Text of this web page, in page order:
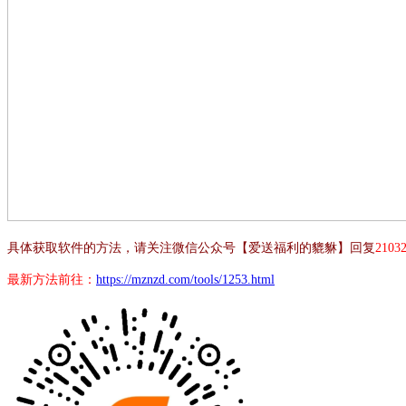
具体获取软件的方法，请关注微信公众号【爱送福利的貔貅】回复
最新方法前往： https://mznzd.com/tools/1253.html